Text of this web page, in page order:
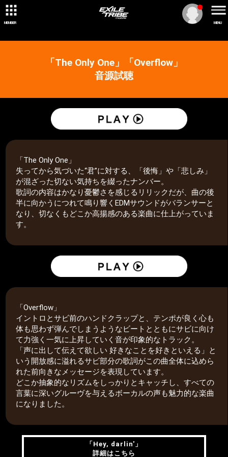
MEMBER MENU
「The Only One」「Overflow」
音源試聴
「The Only One」
失ってから気づいた“君”に対する、「後悔」や「悲しみ」
が混ざった切ない気持ちを綴ったナンバー。
歌詞の内容はかなり憂鬱さを感じるリリックだが、曲の後
半に向かうにつれて鳴り響くEDMサウンドがバランサーと
なり、切なくもどこか高揚感のある楽曲に仕上がっていま
す。
「Overflow」
イントロとサビ前のハンドクラップと、テンポが良く心も
体も思わず弾んでしまうようなビートとともにサビに向け
て力強く一気に上昇していく音が印象的なトラック。
「声に出して伝えて欲しい 好きなことを好きといえる」と
いう開放感に溢れるサビ部分の歌詞がこの曲全体に込めら
れた前向きなメッセージを表現しています。
どこか抽象的なリズムをしっかりとキャッチし、すべての
言葉に深いグルーヴを与えるボーカルの声も魅力的な楽曲
になりました。
詳細はこちら
「Hey, darlin'」
詳細はこちら